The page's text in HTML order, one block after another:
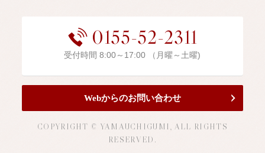
0155-52-2311
受付時間 8:00～17:00 （月曜～土曜)
Webからのお問い合わせ
COPYRIGHT © YAMAUCHIGUMI, ALL RIGHTS
RESERVED.